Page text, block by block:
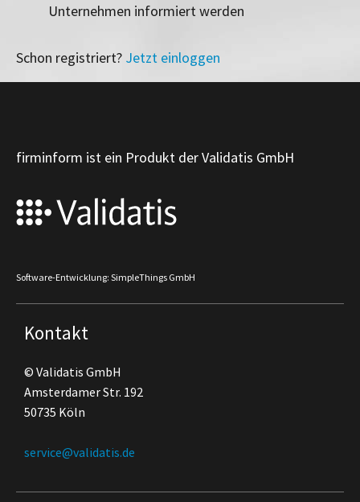
Unternehmen informiert werden
Schon registriert? Jetzt einloggen
firminform ist ein Produkt der Validatis GmbH
Software-Entwicklung: SimpleThings GmbH
Kontakt
© Validatis GmbH
Amsterdamer Str. 192
50735 Köln
service@validatis.de